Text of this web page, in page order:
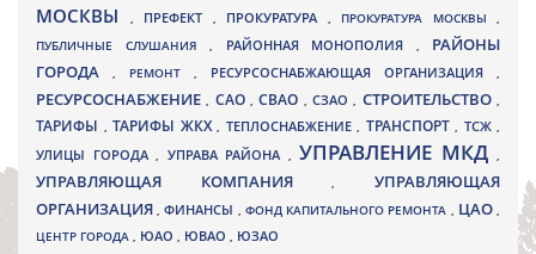
МОСКВЫ
, ПРЕФЕКТ , ПРОКУРАТУРА , ПРОКУРАТУРА МОСКВЫ ,
ПУБЛИЧНЫЕ СЛУШАНИЯ , РАЙОННАЯ МОНОПОЛИЯ , РАЙОНЫ
ГОРОДА
, РЕМОНТ , РЕСУРСОСНАБЖАЮЩАЯ ОРГАНИЗАЦИЯ ,
РЕСУРСОСНАБЖЕНИЕ, САО,СВАО ,СЗАО, СТРОИТЕЛЬСТВО,
ТАРИФЫ , ТАРИФЫ ЖКХ , ТЕПЛОСНАБЖЕНИЕ , ТРАНСПОРТ , ТСЖ ,
УЛИЦЫ ГОРОДА , УПРАВА РАЙОНА , УПРАВЛЕНИЕ МКД ,
УПРАВЛЯЮЩАЯ КОМПАНИЯ,УПРАВЛЯЮЩАЯ
ОРГАНИЗАЦИЯ,ФИНАНСЫ , ФОНД КАПИТАЛЬНОГО РЕМОНТА , ЦАО,
ЦЕНТР ГОРОДА , ЮАО , ЮВАО , ЮЗАО